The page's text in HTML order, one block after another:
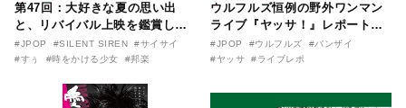
第47回：大好きな夏の思い出
と、リバイバル上映を鑑賞した
『時をかける少女』のおはなし
〜SILENT SIREN・すぅ『この
〇のはなし〜』
#JPOP #SILENT SIREN
#サイサイ
#すぅ
#時をかける少女 #邦楽
ウルフルズ恒例の野外ワンマン
ライブ『ヤッサ！』レポート！
リリースから30年を迎えたアル
バム『バンザイ』完全再現に、
た日。
#JPOP #ウルフルズ
#バンザイ
#ヤッサ
#ライブレポ